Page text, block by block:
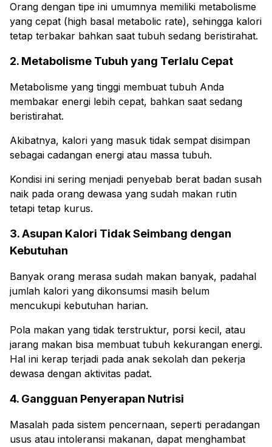
Orang dengan tipe ini umumnya memiliki metabolisme
yang cepat (high basal metabolic rate), sehingga kalori
tetap terbakar bahkan saat tubuh sedang beristirahat.
2. Metabolisme Tubuh yang Terlalu Cepat
Metabolisme yang tinggi membuat tubuh Anda
membakar energi lebih cepat, bahkan saat sedang
beristirahat.
Akibatnya, kalori yang masuk tidak sempat disimpan
sebagai cadangan energi atau massa tubuh.
Kondisi ini sering menjadi penyebab berat badan susah
naik pada orang dewasa yang sudah makan rutin
tetapi tetap kurus.
3. Asupan Kalori Tidak Seimbang dengan
Kebutuhan
Banyak orang merasa sudah makan banyak, padahal
jumlah kalori yang dikonsumsi masih belum
mencukupi kebutuhan harian.
Pola makan yang tidak terstruktur, porsi kecil, atau
jarang makan bisa membuat tubuh kekurangan energi.
Hal ini kerap terjadi pada anak sekolah dan pekerja
dewasa dengan aktivitas padat.
4. Gangguan Penyerapan Nutrisi
Masalah pada sistem pencernaan, seperti peradangan
usus atau intoleransi makanan, dapat menghambat